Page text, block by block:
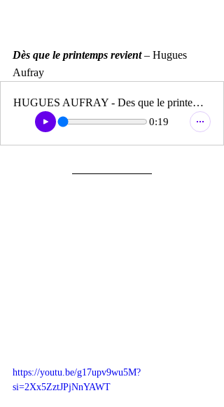
Dès que le printemps revient – Hugues
Aufray
HUGUES AUFRAY - Des que le printemps revient (extrait)
0:19
https://youtu.be/g17upv9wu5M?
si=2Xx5ZztJPjNnYAWT